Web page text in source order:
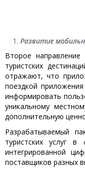
Развитие
Второе
туристских
отражают, что
поездкой
информировать
уникальному
дополнительную
Разрабатываемый
туристских услуг
интегрированной
поставщиков разных